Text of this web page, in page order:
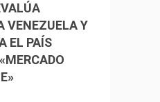
VENEZUELA Y
EL PAÍS